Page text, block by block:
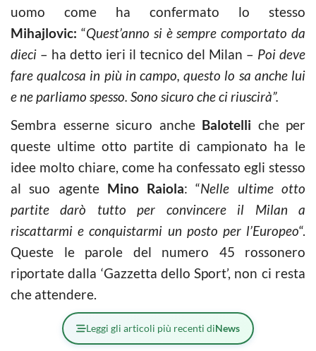
uomo come ha confermato lo stesso
Mihajlovic: “Quest’anno si è sempre comportato da
dieci – ha detto ieri il tecnico del Milan – Poi deve
fare qualcosa in più in campo, questo lo sa anche lui
e ne parliamo spesso. Sono sicuro che ci riuscirà”.
Sembra esserne sicuro anche Balotelli che per
queste ultime otto partite di campionato ha le
idee molto chiare, come ha confessato egli stesso
al suo agente Mino Raiola: “Nelle ultime otto
partite darò tutto per convincere il Milan a
riscattarmi e conquistarmi un posto per l’Europeo“.
Queste le parole del numero 45 rossonero
riportate dalla ‘Gazzetta dello Sport’, non ci resta
che attendere.
Leggi gli articoli più recenti diNews